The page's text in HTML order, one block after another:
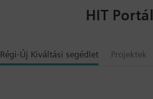
Régi-Új Kiváltási segédlet Projektek
HIT Portál